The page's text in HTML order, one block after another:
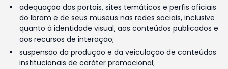
adequação dos portais, sites temáticos e perfis oficiais
do Ibram e de seus museus nas redes sociais, inclusive
quanto à identidade visual, aos conteúdos publicados e
aos recursos de interação;
suspensão da produção e da veiculação de conteúdos
institucionais de caráter promocional;